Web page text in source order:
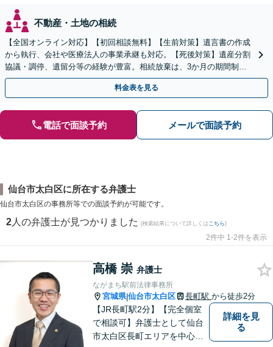
不動産・土地の相続
【全国オンライン対応】【初回相談無料】【生前対策】遺言書の作成
から執行、会社や医療法人の事業承継も対応。【死後対策】遺産分割
協議・調停、遺留分等の経験が豊富。相続放棄は、3か月の期間制限
があるため、お早めにご相談ください。【無料駐車場あり】
料金表を見る
電話で面談予約 メールで面談予約
仙台市太白区に所在する弁護士
仙台市太白区の事務所等での面談予約が可能です。
2 人の弁護士が見つかりました (検索結果について詳しくは こちら)
2件中 1-2件を表示
高橋 崇 弁護士
ながまち駅前法律事務所
宮城県|仙台市太白区 長町駅 から徒歩2分
【JR長町駅2分】【完全個室
で相談可】弁護士として仙台
市太白区長町エリアを中心
詳細を見
る